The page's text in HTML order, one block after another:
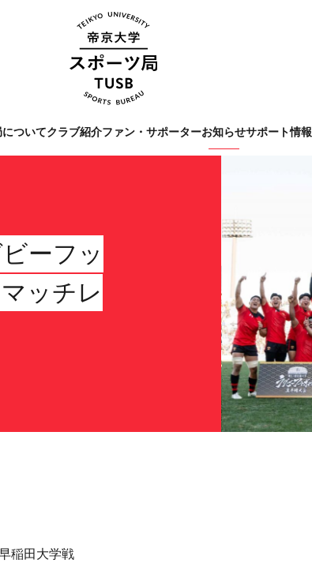
ついてクラブ紹介ファン・サポーターお知らせサポート情報
Tags
#スポーツ局からのお知らせ
ーフッ
ッチレ
稲田大学戦